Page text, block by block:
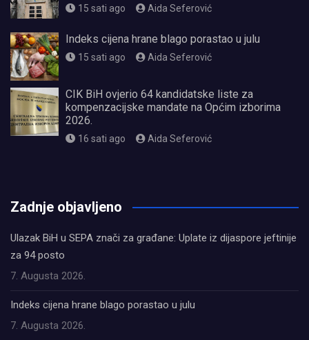
15 sati ago Aida Seferović
Indeks cijena hrane blago porastao u julu
15 sati ago Aida Seferović
CIK BiH ovjerio 64 kandidatske liste za
kompenzacijske mandate na Općim izborima
2026.
16 sati ago Aida Seferović
Zadnje objavljeno
Ulazak BiH u SEPA znači za građane: Uplate iz dijaspore jeftinije
za 94 posto
7. Augusta 2026.
Indeks cijena hrane blago porastao u julu
7. Augusta 2026.